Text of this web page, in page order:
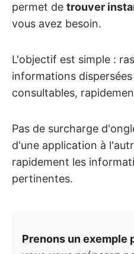
permet de trouver
vous avez besoin.
L'objectif est simple :
informations
consultables,
Pas de surcharge
d'une application à
rapidement les
pertinentes.
Prenons un exemple